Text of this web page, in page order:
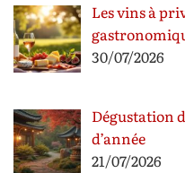
Les vins à
30/07/2026
Dégustation
d’année
21/07/2026